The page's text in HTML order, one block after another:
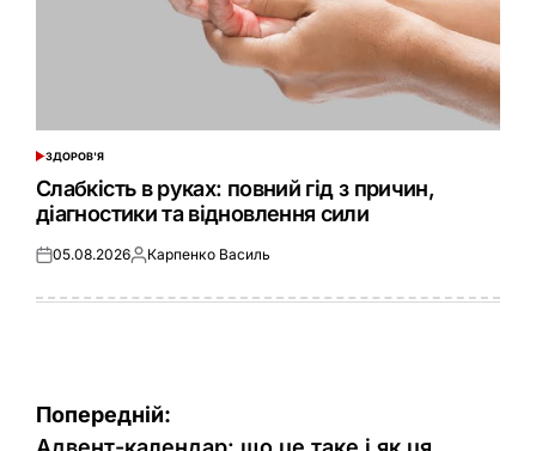
ОПУБЛІКУВАТИ
ЗДОРОВ'Я
Слабкість в руках: повний гід з причин,
діагностики та відновлення сили
Оприлюднено
05.08.2026Опубліковано
Карпенко Василь
Навігація
Попередній: